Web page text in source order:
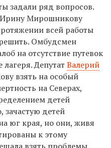
задали ряд вопросов.
Мирошникову
всей работы
Омбудсмен
на отсутствие путевок
Депутат Валерий
взять на особый
на Северах,
детей
зачастую детей
юг края, но они, живя
к этому
взять проблемы